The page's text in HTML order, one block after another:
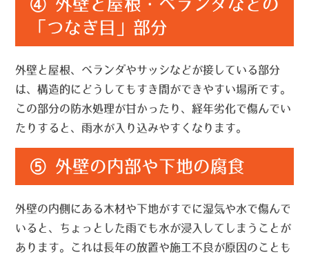
④ 外壁と屋根・ベランダなどの
「つなぎ目」部分
外壁と屋根、ベランダやサッシなどが接している部分
は、構造的にどうしてもすき間ができやすい場所です。
この部分の防水処理が甘かったり、経年劣化で傷んでい
たりすると、雨水が入り込みやすくなります。
⑤ 外壁の内部や下地の腐食
外壁の内側にある木材や下地がすでに湿気や水で傷んで
いる と、ちょっとした雨でも水が浸入してしまうことが
あります。これは長年の放置や施工不良が原因のことも